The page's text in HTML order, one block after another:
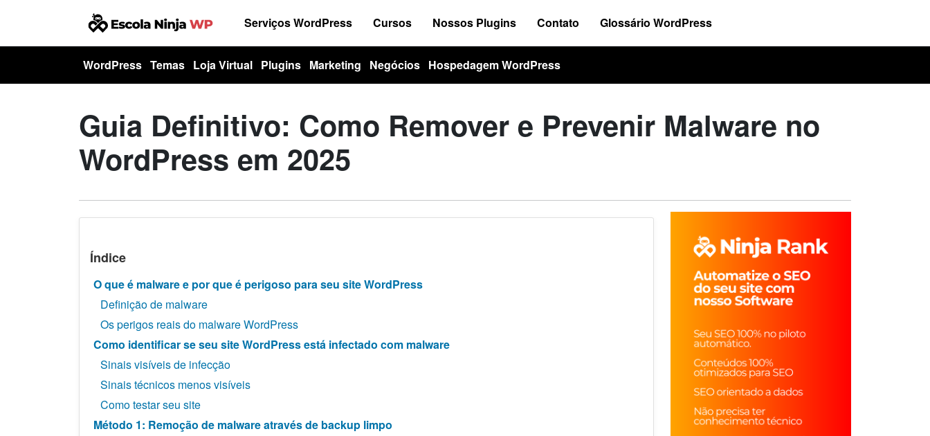
Serviços WordPress Cursos Nossos Plugins Contato Glossário WordPress
WordPress Temas Loja Virtual Plugins Marketing Negócios Hospedagem WordPress
Guia Definitivo: Como Remover e Prevenir Malware no
WordPress em 2025
Índice
O que é malware e por que é perigoso para seu site WordPress
Definição de malware
Os perigos reais do malware WordPress
Como identificar se seu site WordPress está infectado com malware
Sinais visíveis de infecção
Sinais técnicos menos visíveis
Como testar seu site
Método 1: Remoção de malware através de backup limpo